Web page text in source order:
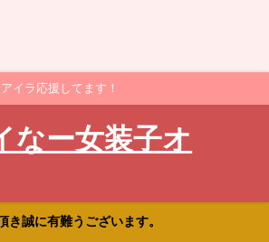
イラ応援してます！
なー女装子オ
誠に有難うございます。